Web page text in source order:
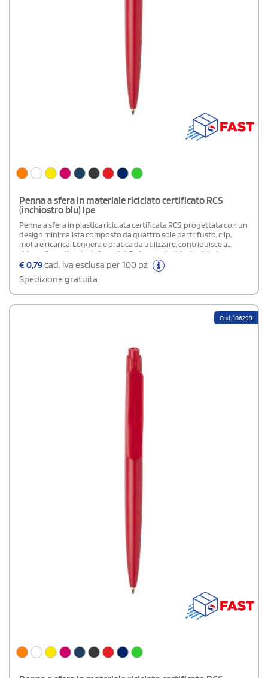
Penna a sfera in materiale riciclato certificato RCS
(inchiostro blu) Ipe
Penna a sfera in plastica riciclata certificata RCS, progettata con un
design minimalista composto da quattro sole parti: fusto, clip,
molla e ricarica. Leggera e pratica da utilizzare, contribuisce a
ridurre l’uso di materiali vergini. Scrive con inchiostro blu, ha una
capacità di 800 metri e un pennino da 1,0 mm.
€0,79cad. iva esclusa per 100 pz
Spedizione gratuita
Cod: 106299